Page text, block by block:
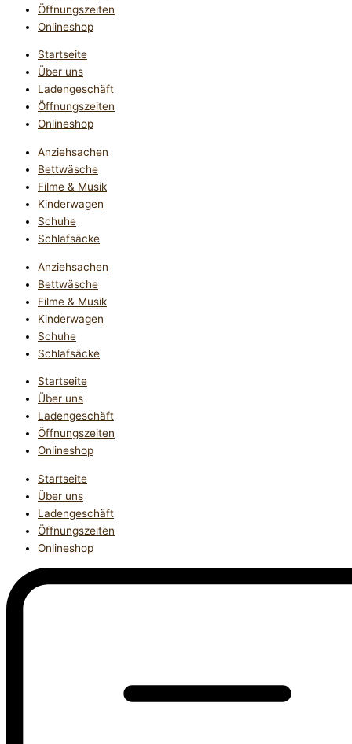
Öffnungszeiten
Onlineshop
Startseite
Über uns
Ladengeschäft
Öffnungszeiten
Onlineshop
Anziehsachen
Bettwäsche
Filme & Musik
Kinderwagen
Schuhe
Schlafsäcke
Anziehsachen
Bettwäsche
Filme & Musik
Kinderwagen
Schuhe
Schlafsäcke
Startseite
Über uns
Ladengeschäft
Öffnungszeiten
Onlineshop
Startseite
Über uns
Ladengeschäft
Öffnungszeiten
Onlineshop